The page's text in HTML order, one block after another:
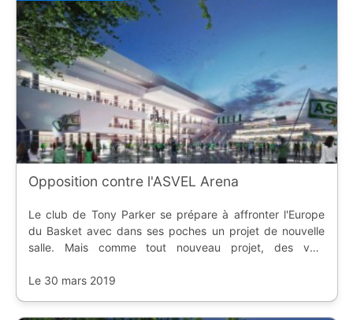
Opposition contre l'ASVEL Arena
Le club de Tony Parker se prépare à affronter l'Europe
du Basket avec dans ses poches un projet de nouvelle
salle. Mais comme tout nouveau projet, des voix
Le 30 mars 2019